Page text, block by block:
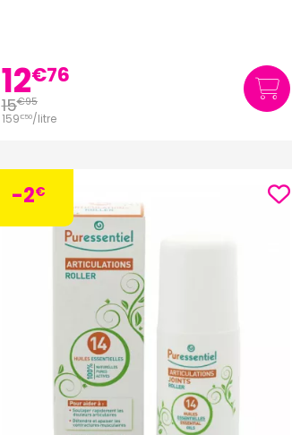
12€76
15€95
159€50/litre
-2€